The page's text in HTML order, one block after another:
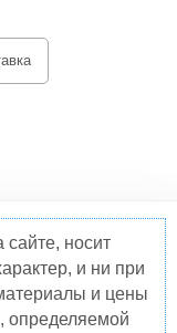
носит
и ни при
и цены
определяемой